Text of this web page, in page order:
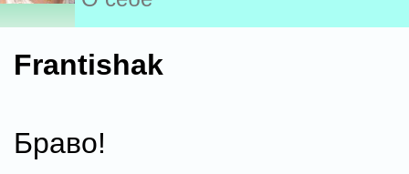
Frantishak
Браво!